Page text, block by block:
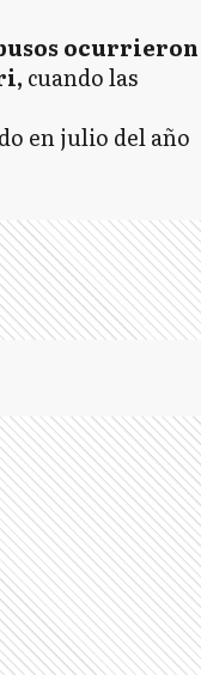
ocurrieron
cuando las
en julio del año